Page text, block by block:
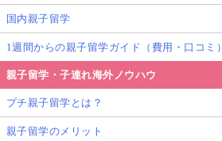
国内親子留学
1週間からの親子留学ガイド（費用・口コミ）
親子留学・子連れ海外ノウハウ
プチ親子留学とは？
親子留学のメリット